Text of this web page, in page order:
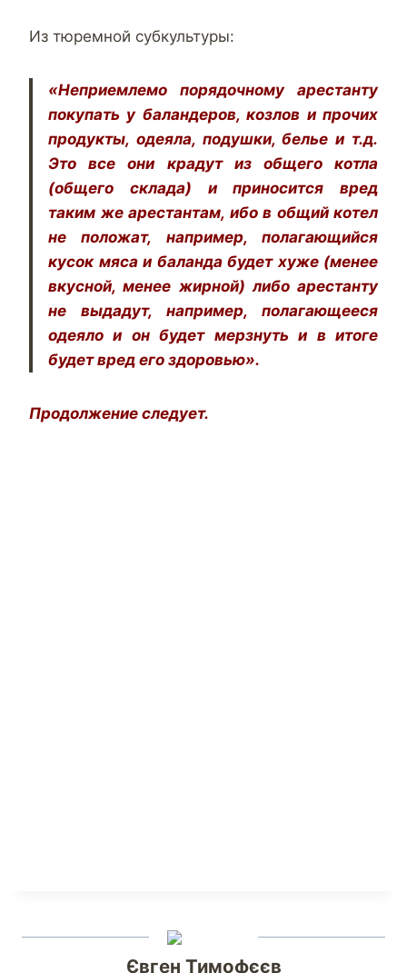
Из тюремной субкультуры:
«Неприемлемо порядочному арестанту
покупать у баландеров, козлов и прочих
продукты, одеяла, подушки, белье и т.д.
Это все они крадут из общего котла
(общего склада) и приносится вред
таким же арестантам, ибо в общий котел
не положат, например, полагающийся
кусок мяса и баланда будет хуже (менее
вкусной, менее жирной) либо арестанту
не выдадут, например, полагающееся
одеяло и он будет мерзнуть и в итоге
будет вред его здоровью».
Продолжение следует.
Євген Тимофєєв